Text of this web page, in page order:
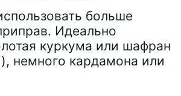
больше
Идеально
куркума или шафран
немного кардамона или